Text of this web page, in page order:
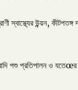
স্বাস্থ্যের উন্ন্য়ন,
পশু প্রতিপালন ও যতেœর